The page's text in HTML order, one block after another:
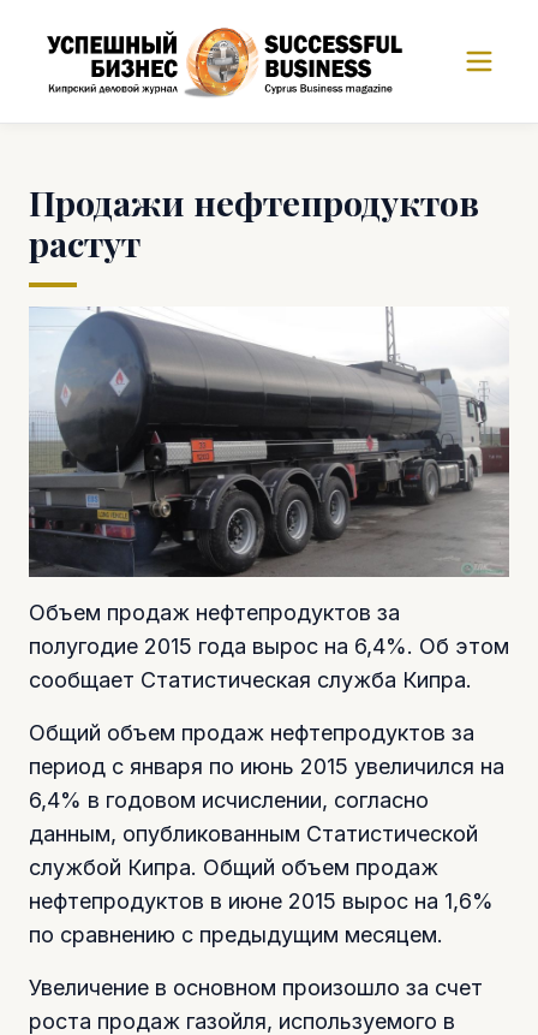
Продажи нефтепродуктов
растут
Объем продаж нефтепродуктов за
полугодие 2015 года вырос на 6,4%. Об этом
сообщает Статистическая служба Кипра.
Общий объем продаж нефтепродуктов за
период с января по июнь 2015 увеличился на
6,4% в годовом исчислении, согласно
данным, опубликованным Статистической
службой Кипра. Общий объем продаж
нефтепродуктов в июне 2015 вырос на 1,6%
по сравнению с предыдущим месяцем.
Увеличение в основном произошло за счет
роста продаж газойля, используемого в